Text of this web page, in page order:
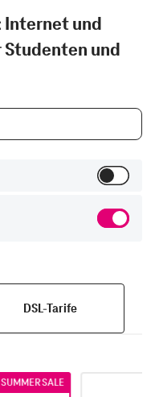
Internet und
und
DSL-Tarife
SUMMER SALE